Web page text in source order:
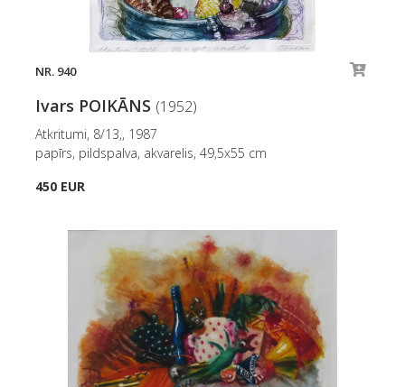
NR. 940
Ivars POIKĀNS (1952)
Atkritumi, 8/13,, 1987
papīrs, pildspalva, akvarelis, 49,5x55 cm
450 EUR